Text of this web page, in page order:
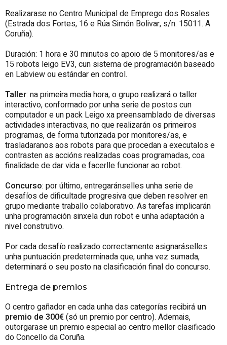
Realizarase no Centro Municipal de Emprego dos Rosales
(Estrada dos Fortes, 16 e Rúa Simón Bolivar, s/n. 15011. A
Coruña).
Duración: 1 hora e 30 minutos co apoio de 5 monitores/as e
15 robots leigo EV3, cun sistema de programación baseado
en Labview ou estándar en control.
Taller: na primeira media hora, o grupo realizará o taller
interactivo, conformado por unha serie de postos cun
computador e un pack Leigo xa preensamblado de diversas
actividades interactivas, no que realizarán os primeiros
programas, de forma tutorizada por monitores/as, e
trasladaranos aos robots para que procedan a executalos e
contrasten as accións realizadas coas programadas, coa
finalidade de dar vida e facerlle funcionar ao robot.
Concurso: por último, entregaránselles unha serie de
desafíos de dificultade progresiva que deben resolver en
grupo mediante traballo colaborativo. As tarefas implicarán
unha programación sinxela dun robot e unha adaptación a
nivel construtivo.
Por cada desafío realizado correctamente asignaráselles
unha puntuación predeterminada que, unha vez sumada,
determinará o seu posto na clasificación final do concurso.
Entrega de premios
O centro gañador en cada unha das categorías recibirá un
premio de 300€(só un premio por centro). Ademais,
outorgarase un premio especial ao centro mellor clasificado
do Concello da Coruña.